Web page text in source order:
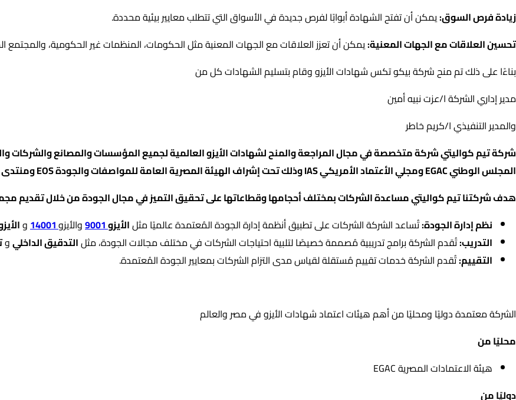
زيادة فرص السوق:يمكن أن تفتح الشهادة أبوابًا لفرص جديدة في الأسواق التي تتطلب معايير بيئية محددة.
تحسين العلاقات مع الجهات المعنية:يمكن أن تعزز العلاقات مع الجهات المعنية مثل الحكومات، المنظمات غير الحكومية، والمجتمع
بناءًا على ذلك تم منح شركة بيكو تكس شهادات الأيزو وقام بتسليم الشهادات كل من
مدير إداري الشركة ا/عزت نبيه أمين
والمدير التنفيذي ا/كريم خاطر
شركة تيم كواليتي شركة متخصصة في مجال المراجعة والمنح لشهادات الأيزو العالمية لجميع المؤسسات والمصانع والشركات
المجلس الوطني EGAC ومجلي الأعتماد الأمريكي IAS وذلك تحت إشراف الهيئة المصرية العامة للمواصفات والجودة EOS ومنتدى الأشراف الدولي IAF .
هدف شركتنا تيم كواليتي مساعدة الشركات بمختلف أحجامها وقطاعاتها على تحقيق التميز في مجال الجودة من خلال تقديم
نظم إدارة الجودة:تُساعد الشركة الشركات على تطبيق أنظمة إدارة الجودة المُعتمدة عالميًا مثلالأيزو9001والأيزو14001والأيزو
التدريب:تُقدم الشركة برامج تدريبية مُصممة خصيصًا لتلبية احتياجات الشركات في مختلف مجالات الجودة، مثلالتدقيق الداخليو
التقييم:تُقدم الشركة خدمات تقييم مُستقلة لقياس مدى التزام الشركات بمعايير الجودة المُعتمدة.
الشركة معتمدة دوليًا ومحليًا من أهم هيئات اعتماد شهادات الأيزو في مصر والعالم
محليًا من
هيئة الاعتمادات المصرية EGAC
دوليًا من